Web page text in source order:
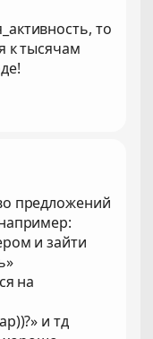
то
к тысячам
предложений
и зайти
на
и тд